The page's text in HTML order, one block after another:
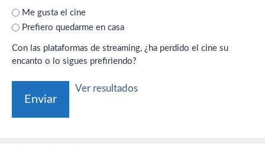
Me gusta el cine
Prefiero quedarme en casa
Con las plataformas de streaming, ¿ha perdido el cine su
encanto o lo sigues prefiriendo?
Ver resultados